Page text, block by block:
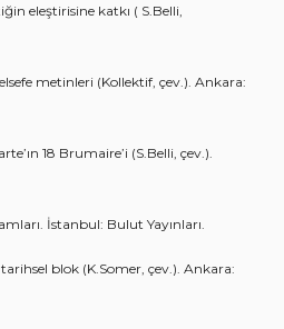
eleştirisine katkı ( S.Belli,
metinleri (Kollektif, çev.). Ankara:
18 Brumaire’i (S.Belli, çev.).
İstanbul: Bulut Yayınları.
blok (K.Somer, çev.). Ankara: